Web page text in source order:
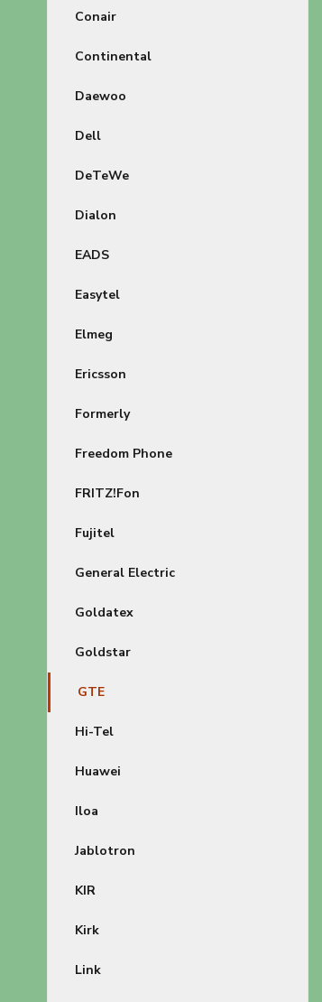
Conair
Continental
Daewoo
Dell
DeTeWe
Dialon
EADS
Easytel
Elmeg
Ericsson
Formerly
Freedom Phone
FRITZ!Fon
Fujitel
General Electric
Goldatex
Goldstar
GTE
Hi-Tel
Huawei
Iloa
Jablotron
KIR
Kirk
Link